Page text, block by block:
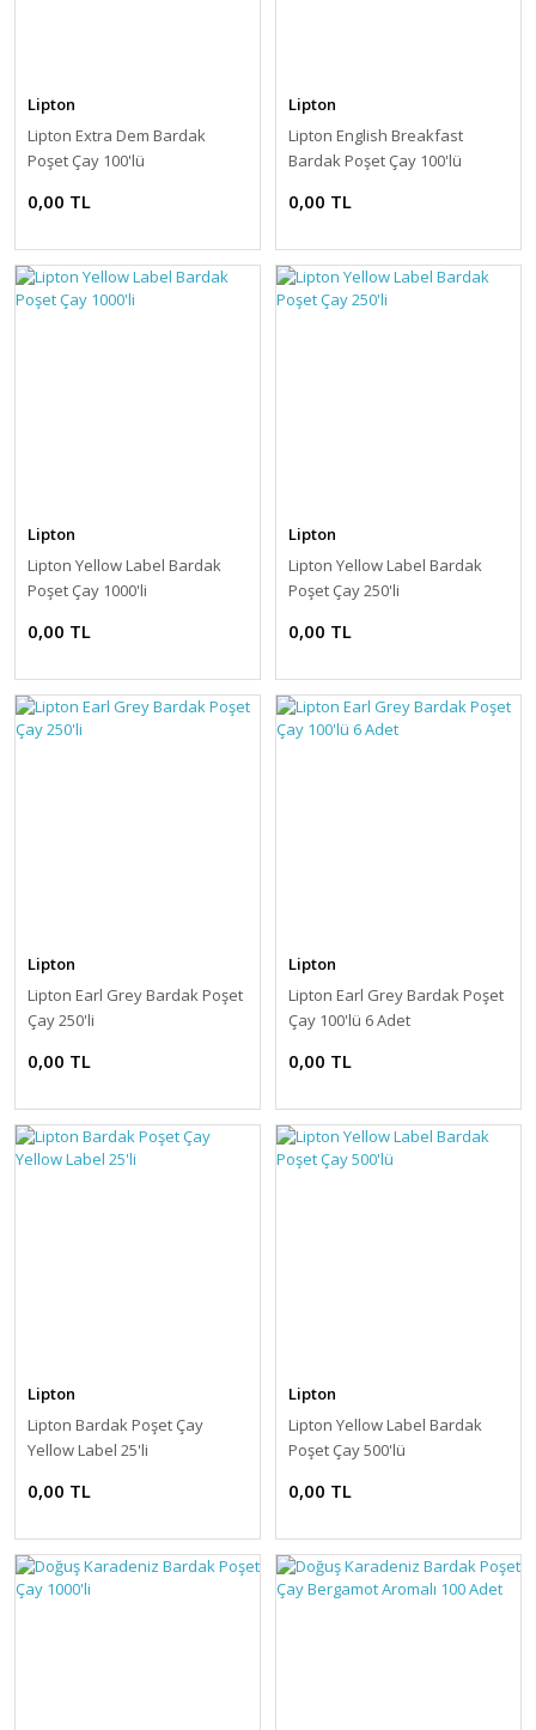
Lipton
Lipton Extra Dem Bardak
Poşet Çay 100'lü
0,00 TL
Lipton
Lipton English Breakfast
Bardak Poşet Çay 100'lü
0,00 TL
Lipton
Lipton Yellow Label Bardak
Poşet Çay 1000'li
0,00 TL
Lipton
Lipton Yellow Label Bardak
Poşet Çay 250'li
0,00 TL
Lipton
Lipton Earl Grey Bardak Poşet
Çay 250'li
0,00 TL
Lipton
Lipton Earl Grey Bardak Poşet
Çay 100'lü 6 Adet
0,00 TL
Lipton
Lipton Bardak Poşet Çay
Yellow Label 25'li
0,00 TL
Lipton
Lipton Yellow Label Bardak
Poşet Çay 500'lü
0,00 TL